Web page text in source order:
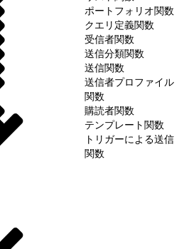
ポートフォリオ関数
クエリ定義関数
受信者関数
送信分類関数
送信関数
送信者プロファイル
関数
購読者関数
テンプレート関数
トリガーによる送信
関数